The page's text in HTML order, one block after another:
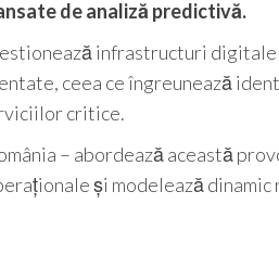
de analiză predictivă.
infrastructuri digitale
ceea ce îngreunează
critice.
– abordează această
și modelează